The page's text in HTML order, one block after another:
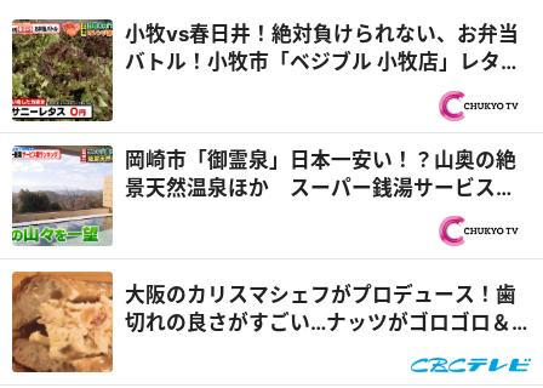
小牧vs春日井！絶対負けられない、お弁当
バトル！小牧市「ベジブル 小牧店」レタス
0円＆春日井市「お好み焼き どりーむ 本
店」食べ放題お惣菜『PS純金（ゴール
ド）』
岡崎市「御霊泉」日本一安い！？山奥の絶
景天然温泉ほか スーパー銭湯サービス数
ランキング！『PS純金（ゴールド）』
大阪のカリスマシェフがプロデュース！歯
切れの良さがすごい…ナッツがゴロゴロ＆
ド系パンの秘密とは『チャント！』